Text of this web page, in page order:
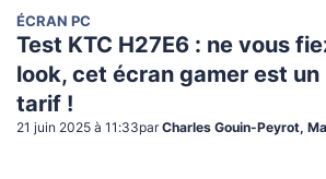
ÉCRAN PC
Test KTC H27E6 : ne vous
look, cet écran gamer est
tarif !
21 juin 2025 à 11:33par Charles Gouin-Peyrot,